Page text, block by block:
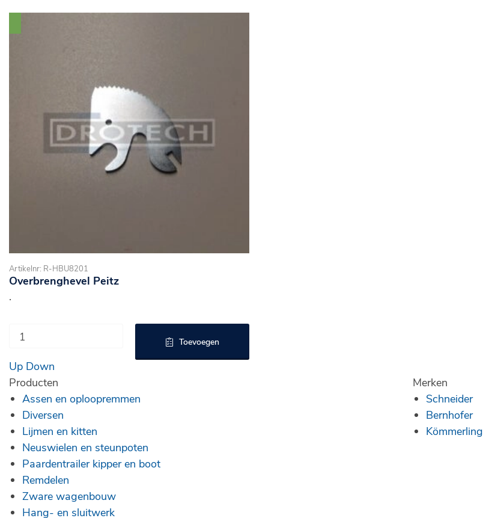
Artikelnr: R-HBU8201
Overbrenghevel Peitz
.
Up Down
Toevoegen
Producten
Assen en oploopremmen
Diversen
Lijmen en kitten
Neuswielen en steunpoten
Paardentrailer kipper en boot
Remdelen
Zware wagenbouw
Hang- en sluitwerk
Merken
Schneider
Bernhofer
Kömmerling